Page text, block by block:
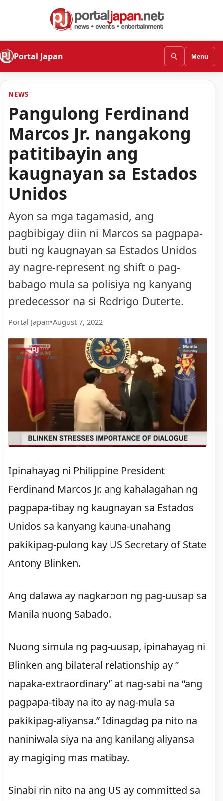
Portal Japan Menu
NEWS
Pangulong Ferdinand
Marcos Jr. nangakong
patitibayin ang
kaugnayan sa Estados
Unidos
Ayon sa mga tagamasid, ang
pagbibigay diin ni Marcos sa pagpapa-
buti ng kaugnayan sa Estados Unidos
ay nagre-represent ng shift o pag-
babago mula sa polisiya ng kanyang
predecessor na si Rodrigo Duterte.
Portal Japan•August 7, 2022
Ipinahayag ni Philippine President
Ferdinand Marcos Jr. ang kahalagahan ng
pagpapa-tibay ng kaugnayan sa Estados
Unidos sa kanyang kauna-unahang
pakikipag-pulong kay US Secretary of State
Antony Blinken.
Ang dalawa ay nagkaroon ng pag-uusap sa
Manila nuong Sabado.
Nuong simula ng pag-uusap, ipinahayag ni
Blinken ang bilateral relationship ay ”
napaka-extraordinary” at nag-sabi na “ang
pagpapa-tibay na ito ay nag-mula sa
pakikipag-aliyansa.” Idinagdag pa nito na
naniniwala siya na ang kanilang aliyansa
ay magiging mas matibay.
Sinabi rin nito na ang US ay committed sa